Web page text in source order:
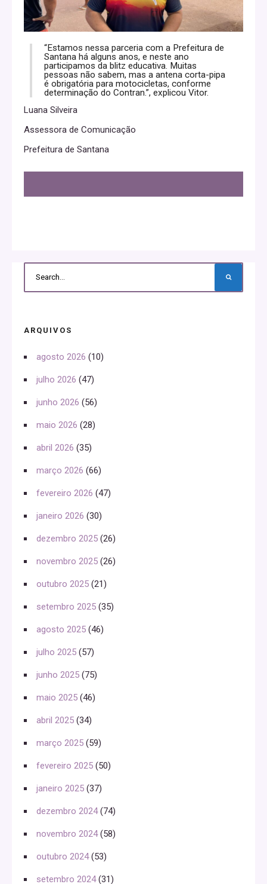
“Estamos nessa parceria com a Prefeitura de
Santana há alguns anos, e neste ano
participamos da blitz educativa. Muitas
pessoas não sabem, mas a antena corta-pipa
é obrigatória para motocicletas, conforme
determinação do Contran.”, explicou Vitor.
Luana Silveira
Assessora de Comunicação
Prefeitura de Santana
ARQUIVOS
agosto 2026 (10)
julho 2026 (47)
junho 2026 (56)
maio 2026 (28)
abril 2026 (35)
março 2026 (66)
fevereiro 2026 (47)
janeiro 2026 (30)
dezembro 2025 (26)
novembro 2025 (26)
outubro 2025 (21)
setembro 2025 (35)
agosto 2025 (46)
julho 2025 (57)
junho 2025 (75)
maio 2025 (46)
abril 2025 (34)
março 2025 (59)
fevereiro 2025 (50)
janeiro 2025 (37)
dezembro 2024(74)
novembro 2024(58)
outubro 2024(53)
setembro 2024(31)